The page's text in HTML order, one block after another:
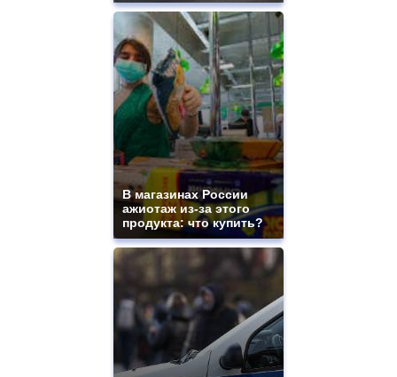
В магазинах России
ажиотаж из-за этого
продукта: что купить?